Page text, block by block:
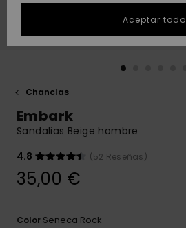
Inicia una
conversación
más rápida a
respuestas a
las preguntas
Chanclas
Embark
Sandalias Beige hombre
4.8
(52 Reseñas)
35,00 €
Color Seneca Rock
Aceptar todo